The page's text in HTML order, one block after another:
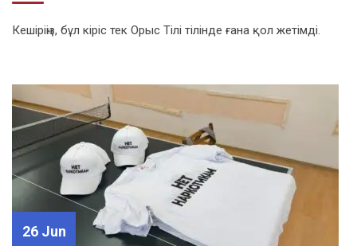
Кешіріңіз, бұл кіріс тек Орыс Тілі тілінде ғана қол жетімді.
26 Jun